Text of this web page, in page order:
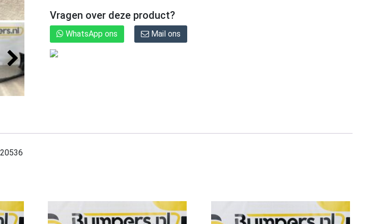
Vragen over deze product?
WhatsApp ons Mail ons